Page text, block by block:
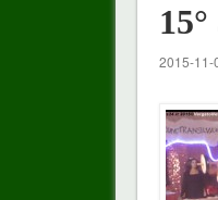
2015-11-